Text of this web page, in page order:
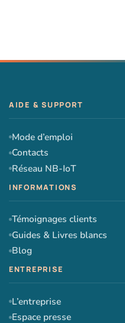
Mode d’emploi
Contacts
Réseau NB-IoT
Témoignages clients
Guides & Livres blancs
Blog
L’entreprise
Espace presse